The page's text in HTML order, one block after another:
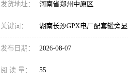
发货地址： 河南省郑州中原区
关键词： 湖南长沙GPX电厂配套罐旁
发布日期： 2026-08-07
阅 读 量： 55